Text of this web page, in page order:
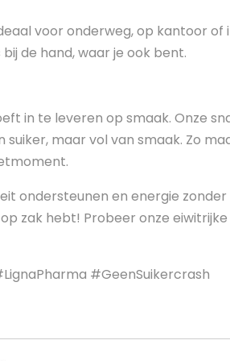
voor onderweg, op kantoor of
de hand, waar je ook bent.
in te leveren op smaak. Onze
suiker, maar vol van smaak. Zo
ondersteunen en energie zonder
zak hebt! Probeer onze eiwitrijke
#GeenSuikercrash